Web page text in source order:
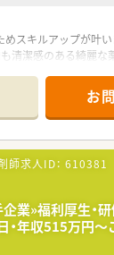
スキルアップが叶い
清潔感のある綺麗な
ます。
/日。
です。
ほどのため、外来対
福祉事業の2つの柱で
お
師求人ID： 610381
企業»福利厚生・
年収515万円～